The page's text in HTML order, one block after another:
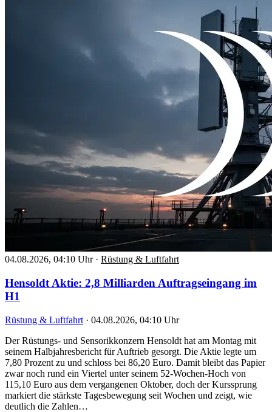
04.08.2026, 04:10 Uhr · Rüstung & Luftfahrt
Hensoldt Aktie: 2,8 Milliarden Auftragseingang im
H1
Rüstung & Luftfahrt · 04.08.2026, 04:10 Uhr
Der Rüstungs- und Sensorikkonzern Hensoldt hat am Montag mit
seinem Halbjahresbericht für Auftrieb gesorgt. Die Aktie legte um
7,80 Prozent zu und schloss bei 86,20 Euro. Damit bleibt das Papier
zwar noch rund ein Viertel unter seinem 52-Wochen-Hoch von
115,10 Euro aus dem vergangenen Oktober, doch der Kurssprung
markiert die stärkste Tagesbewegung seit Wochen und zeigt, wie
deutlich die Zahlen…